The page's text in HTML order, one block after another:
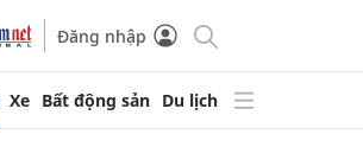
Đăng nhập
Xe Bất động sản Du lịch